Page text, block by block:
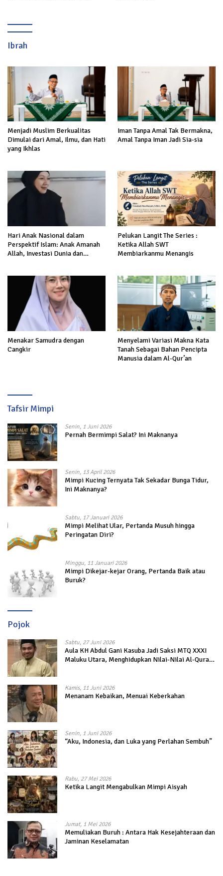
Ibrah
Menjadi Muslim Berkualitas
Dimulai dari Amal, Ilmu, dan Hati
yang Ikhlas
Iman Tanpa Amal Tak Bermakna,
Amal Tanpa Iman Jadi Sia-sia
Hari Anak Nasional dalam
Perspektif Islam: Anak Amanah
Allah, Investasi Dunia dan
Pelukan Langit The Series :
Ketika Allah SWT
Membiarkanmu Menangis
Menakar Samudra dengan
Cangkir
Menyelami Variasi Makna Kata
Tanah Sebagai Bahan Pencipta
Manusia dalam Al-Qur’an
Tafsir Mimpi
Senin, 1 Juni 2026
Pernah Bermimpi Salat? Ini Maknanya
Senin, 13 April 2026
Mimpi Kucing Ternyata Tak Sekadar Bunga Tidur,
Ini Maknanya?
Sabtu, 17 Januari 2026
Mimpi Melihat Ular, Pertanda Musuh hingga
Peringatan Diri?
Minggu, 11 Januari 2026
Mimpi Dikejar-kejar Orang, Pertanda Baik atau
Buruk?
Pojok
Sabtu, 27 Juni 2026
Aula KH Abdul Gani Kasuba Jadi Saksi MTQ XXXI
Maluku Utara, Menghidupkan Nilai-Nilai Al-Quran
Kamis, 11 Juni 2026
Menanam Kebaikan, Menuai Keberkahan
Senin, 1 Juni 2026
“Aku, Indonesia, dan Luka yang Perlahan Sembuh”
Rabu, 27 Mei 2026
Ketika Langit Mengabulkan Mimpi Aisyah
Jumat, 1 Mei 2026
Memuliakan Buruh : Antara Hak Kesejahteraan dan
Jaminan Keselamatan